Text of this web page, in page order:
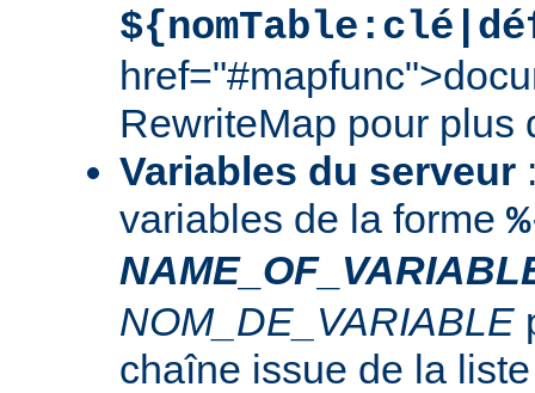
RewriteMap pour plus
Variables du serveur
variables de la forme
NOM_DE_VARIABLE
chaîne issue de la